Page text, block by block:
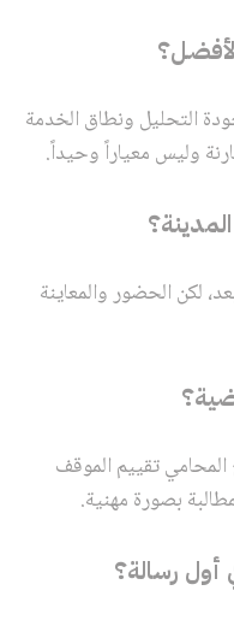
التحليل ونطاق الخدمة
وليس معياراً وحيداً.
لكن الحضور والمعاينة
تقييم الموقف
بصورة مهنية.
رسالة؟